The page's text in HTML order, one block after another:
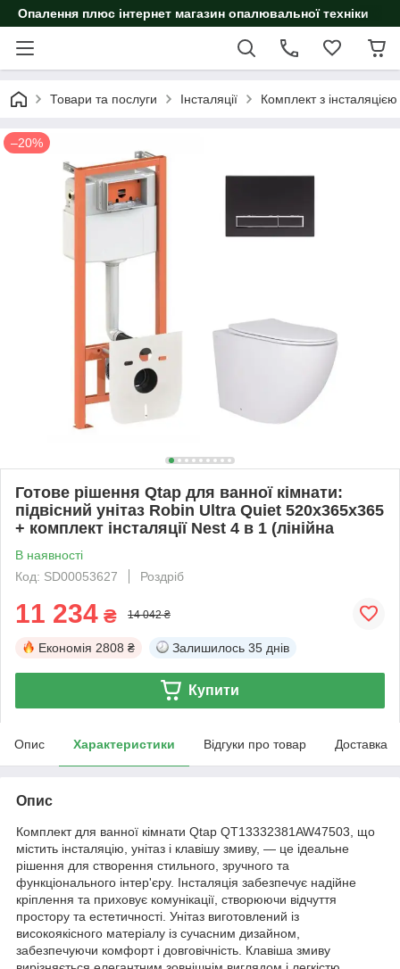
Опалення плюс інтернет магазин опалювальної техніки
Товари та послуги Інсталяції Комплект з інсталяцією
–20%
Готове рішення Qtap для ванної кімнати:
підвісний унітаз Robin Ultra Quiet 520x365x365
+ комплект інсталяції Nest 4 в 1 (лінійна
В наявності
Код: SD00053627
Роздріб
11 234 ₴ 14 042 ₴
Економія 2808 ₴ Залишилось 35 днів
Купити
Опис Характеристики Відгуки про товар Доставка
Опис
Комплект для ванної кімнати Qtap QT13332381AW47503, що
містить інсталяцію, унітаз і клавішу змиву, — це ідеальне
рішення для створення стильного, зручного та
функціонального інтер'єру. Інсталяція забезпечує надійне
кріплення та приховує комунікації, створюючи відчуття
простору та естетичності. Унітаз виготовлений із
високоякісного матеріалу із сучасним дизайном,
забезпечуючи комфорт і довговічність. Клавіша змиву